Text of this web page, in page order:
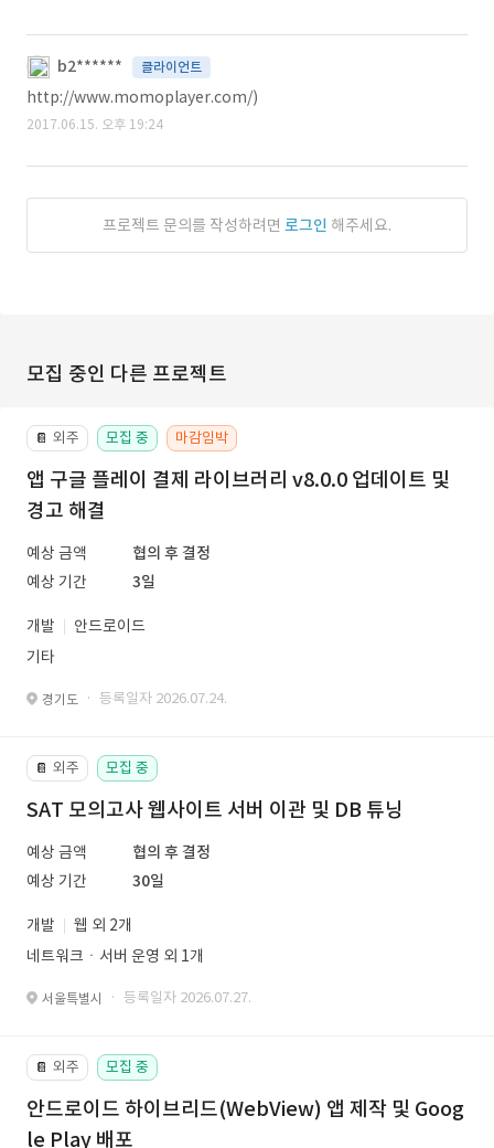
b2****** 클라이언트
http://www.momoplayer.com/)
2017.06.15. 오후 19:24
프로젝트 문의를 작성하려면 로그인 해주세요.
모집 중인 다른 프로젝트
📔 외주 모집 중 마감임박
앱 구글 플레이 결제 라이브러리 v8.0.0 업데이트 및
경고 해결
예상 금액
협의 후 결정
예상 기간
3일
개발
안드로이드
기타
경기도 · 등록일자 2026.07.24.
📔 외주 모집 중
SAT 모의고사 웹사이트 서버 이관 및 DB 튜닝
예상 금액
협의 후 결정
예상 기간
30일
개발
웹 외 2개
네트워크ㆍ서버 운영 외 1개
서울특별시 · 등록일자 2026.07.27.
📔 외주 모집 중
안드로이드 하이브리드(WebView) 앱 제작 및 Goog
le Play 배포